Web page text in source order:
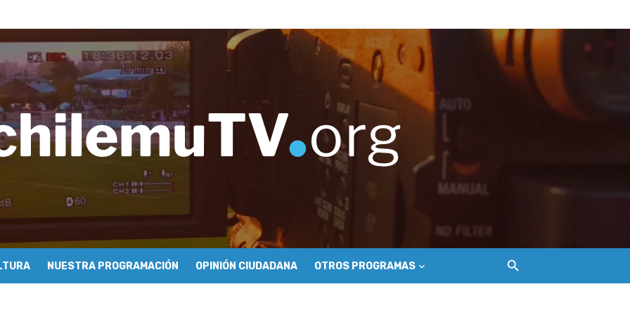
de Economía y Obras Públicas para buscar una salida a la crisis que golpea a los salineros de Cáhuil
de Mundo Móvil y avanza en su estrategia para construir un ecosistema de conectividad
en torno a la exposición “Zincnético”
– Rafael Guendelman
cómo se hace televisión comunitaria en Pichilemu
y escuela comunitaria
con María Lina Fermandois y Luis Polanco
participativa del Plan Local de Restauración del Secano Costero Nilahue
en su segunda clasificatoria
– Cecilia Araneda
NUESTRA PROGRAMACIÓN OPINIÓN CIUDADANA OTROS PROGRAMAS